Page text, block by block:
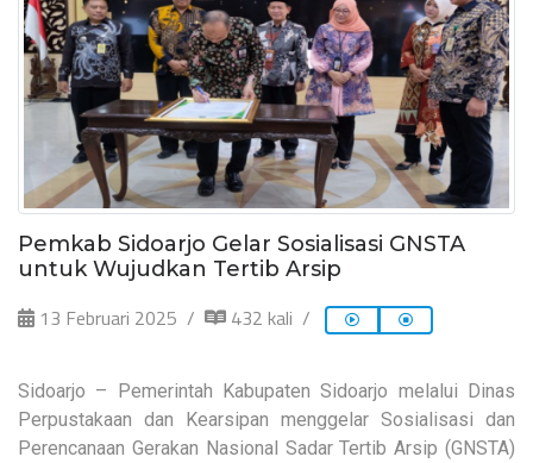
Pemkab Sidoarjo Gelar Sosialisasi GNSTA
untuk Wujudkan Tertib Arsip
13 Februari 2025 432 kali
Sidoarjo – Pemerintah Kabupaten Sidoarjo melalui Dinas
Perpustakaan dan Kearsipan menggelar Sosialisasi dan
Perencanaan Gerakan Nasional Sadar Tertib Arsip (GNSTA)